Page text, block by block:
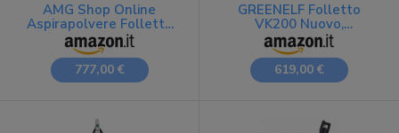
AMG Shop Online
Aspirapolvere Folletto
VK220S NUOVO, + 6
SACCHETTI ORIGINALI +
TUBI COMPATIBILI,
Scopa Elettrica Potente
Piastrelle
777,00 €
GREENELF Folletto
VK200 Nuovo,
Aspirapolvere con Filo,
Iconica Scopa Elettrica
con Sacco Potente con 2
Anni di Forniture e Kit
619,00 €